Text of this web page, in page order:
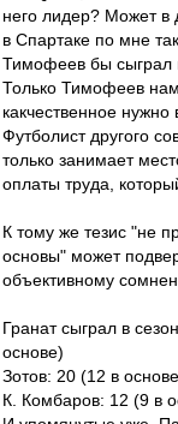
него лидер? Может в
в Спартаке по мне
Тимофеев бы сыграл
Только Тимофеев
какчественное
Футболист другого
только занимает
оплаты труда,
К тому же тезис "не
основы" может
объективному
Гранат сыграл в
основе)
Зотов: 20 (12 в
К. Комбаров: 12 (9 в